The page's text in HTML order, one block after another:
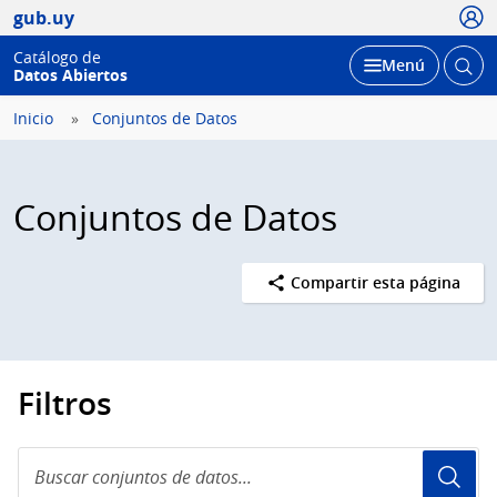
gub.uy
Catálogo de
Datos Abiertos
Desplegar
Menú Abrir
Inicio Conjuntos de Datos
Conjuntos de Datos
Compartir esta página
Filtros
conjuntos